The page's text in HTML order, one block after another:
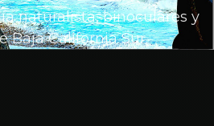
naturalista, binoculares y
Baja California Sur.